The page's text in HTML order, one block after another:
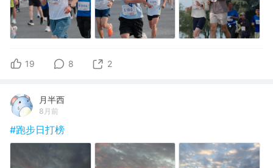
19 8 2
月半西
8月前
#跑步日打榜